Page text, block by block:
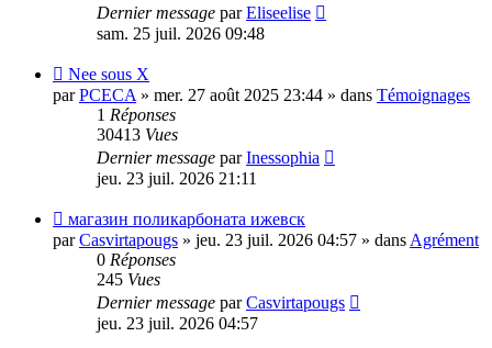
Dernier message parEliseelise
sam. 25 juil. 2026 09:48
Nouveau
message
Nee sous X
parPCECA » mer. 27 août 2025 23:44 » dans Témoignages
1 Réponses
30413 Vues
Dernier message parInessophia
jeu. 23 juil. 2026 21:11
Nouveau
message
магазин поликарбоната ижевск
parCasvirtapougs » jeu. 23 juil. 2026 04:57 » dans Agrément
0 Réponses
245 Vues
Dernier message parCasvirtapougs
jeu. 23 juil. 2026 04:57